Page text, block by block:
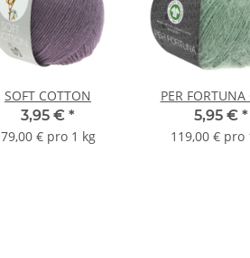
SOFT COTTON
3,95 € *
79,00 € pro 1 kg
PER FORTUNA
5,95 € *
119,00 € pro